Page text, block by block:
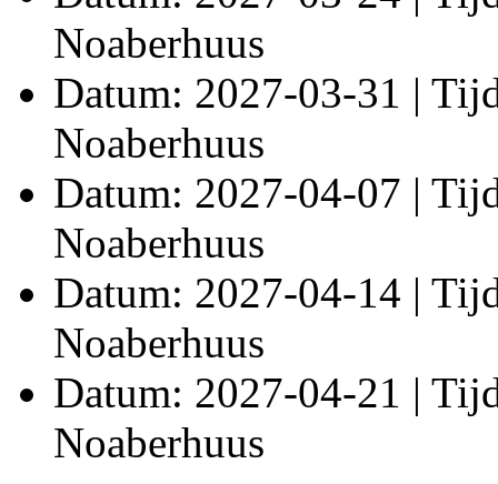
Noaberhuus
Datum: 2027-03-31 |
Noaberhuus
Datum: 2027-04-07 |
Noaberhuus
Datum: 2027-04-14 |
Noaberhuus
Datum: 2027-04-21 |
Noaberhuus